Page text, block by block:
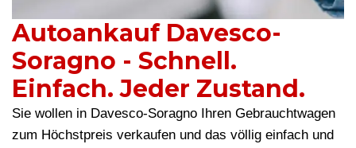
Autoankauf Davesco-
Soragno - Schnell.
Einfach. Jeder Zustand.
Sie wollen in Davesco-Soragno Ihren Gebrauchtwagen
zum Höchstpreis verkaufen und das völlig einfach und